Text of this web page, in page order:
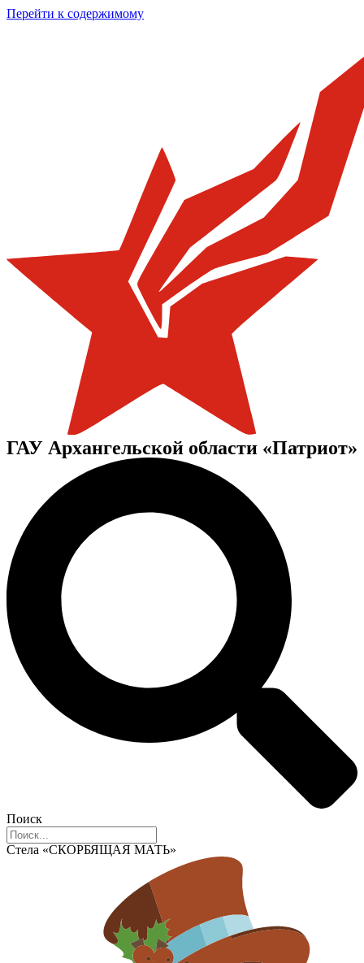
Перейти к содержимому
ГАУ Архангельской области «Патриот»
Поиск
Стела «СКОРБЯЩАЯ МАТЬ»